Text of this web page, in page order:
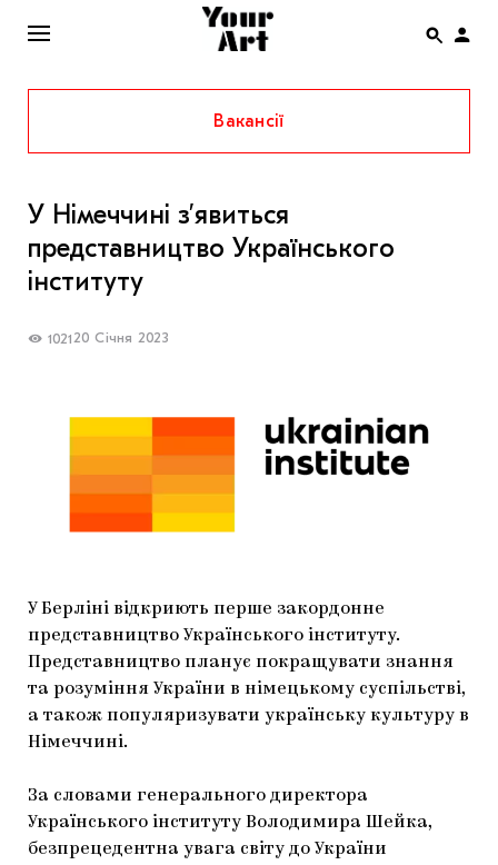
ENG
НОВИНИ
АФІША
ІНТЕРВ’Ю
THE UKRAINIAN PAVILION AT VENICE BIENNALE
2022
ЗАПАЛЕННЯ
CARPATHIAN CULT ПРО РІЗДВЯНІ СВЯТА
Вакансії
У Німеччині зʼявиться
представництво Українського
інституту
1021 20 Січня 2023
У Берліні відкриють перше закордонне
представництво Українського інституту.
Представництво планує покращувати знання
та розуміння України в німецькому суспільстві,
а також популяризувати українську культуру в
Німеччині.
За словами генерального директора
Українського інституту Володимира Шейка,
безпрецедентна увага світу до України